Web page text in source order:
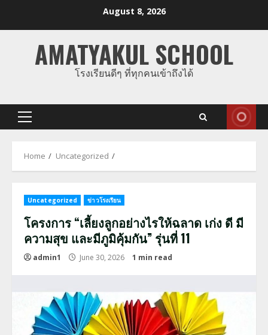
August 8, 2026
AMATYAKUL SCHOOL
โรงเรียนดีๆ ที่ทุกคนเข้าถึงได้
Primary
Home Uncategorized
Uncategorized ข่าวโรงเรียน
โครงการ “เลี้ยงลูกอย่างไรให้ฉลาด เก่ง ดี มี
ความสุข และมีภูมิคุ้มกัน” รุ่นที่ 11
admin1 June 30, 2026 1 min read